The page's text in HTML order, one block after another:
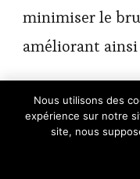
minimiser le
améliorant
4.
Makita
🔥 TOP
Bande
Ponceuse -
Nous utilisons des
expérience sur notre
site, nous